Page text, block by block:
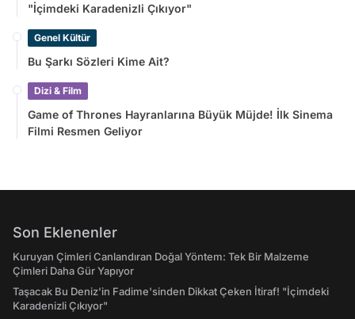
"İçimdeki Karadenizli Çıkıyor"
Genel Kültür
Bu Şarkı Sözleri Kime Ait?
Dizi & Film
Game of Thrones Hayranlarına Büyük Müjde! İlk Sinema
Filmi Resmen Geliyor
Son Eklenenler
Kuruyan Çimleri Canlandıran Doğal Yöntem: Tek Bir Malzeme
Çimleri Daha Gür Yapıyor
Taşacak Bu Deniz'in Fadime'sinden Dikkat Çeken İtiraf! "İçimdeki
Karadenizli Çıkıyor"